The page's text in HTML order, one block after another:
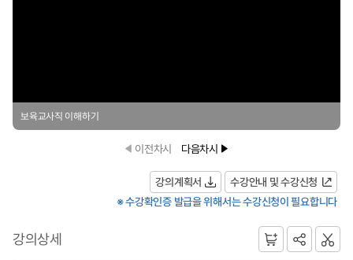
보육교사직 이해하기
이전차시 다음차시
강의계획서
수강안내 및 수강신청
※ 수강확인증 발급을 위해서는 수강신청이 필요합니다
강의상세